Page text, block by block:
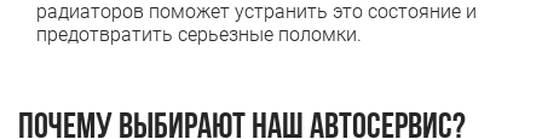
радиаторов поможет устранить это состояние и
предотвратить серьезные поломки.
Почему выбирают наш автосервис?